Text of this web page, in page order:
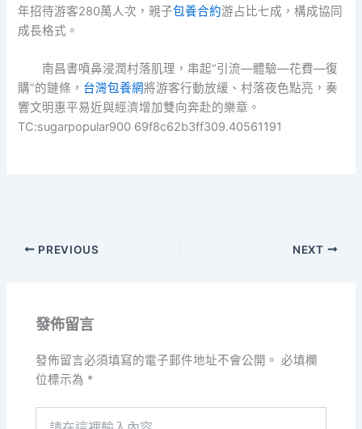
年招待游客280萬人次，親子包養合約游占比七成，構成協同
成長格式。
南昌書噴鼻浸潤村落肌理，串起“引流—體驗—花費—復
購”的鏈條， 台灣包養網將游客行動放緩、村落夜色點亮，奏
響文明惠平易近與經濟增加雙向奔赴的樂章。
TC:sugarpopular900 69f8c62b3ff309.40561191
PREVIOUS NEXT
發佈留言
發佈留言必須填寫的電子郵件地址不會公開。 必填欄
位標示為 *